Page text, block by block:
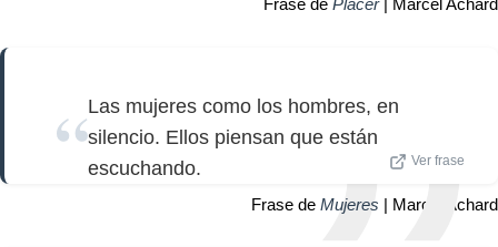
Las mujeres como los hombres, en
silencio. Ellos piensan que están
escuchando.
Ver frase
Frase de Mujeres | Marcel Achard